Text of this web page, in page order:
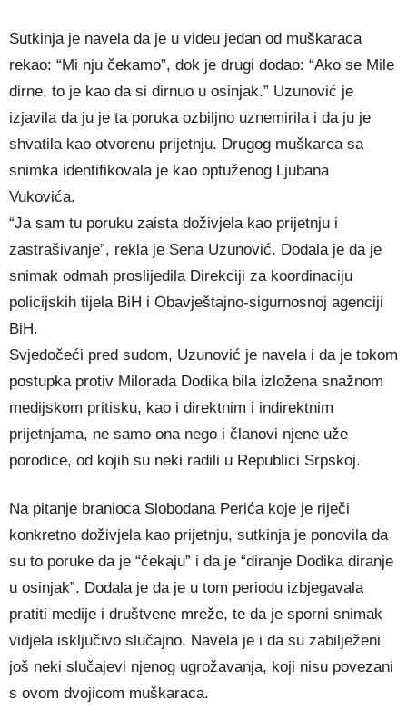
Sutkinja je navela da je u videu jedan od muškaraca
rekao: “Mi nju čekamo”, dok je drugi dodao: “Ako se Mile
dirne, to je kao da si dirnuo u osinjak.” Uzunović je
izjavila da ju je ta poruka ozbiljno uznemirila i da ju je
shvatila kao otvorenu prijetnju. Drugog muškarca sa
snimka identifikovala je kao optuženog Ljubana
Vukovića.
“Ja sam tu poruku zaista doživjela kao prijetnju i
zastrašivanje”, rekla je Sena Uzunović. Dodala je da je
snimak odmah proslijedila Direkciji za koordinaciju
policijskih tijela BiH i Obavještajno-sigurnosnoj agenciji
BiH.
Svjedočeći pred sudom, Uzunović je navela i da je tokom
postupka protiv Milorada Dodika bila izložena snažnom
medijskom pritisku, kao i direktnim i indirektnim
prijetnjama, ne samo ona nego i članovi njene uže
porodice, od kojih su neki radili u Republici Srpskoj.
Na pitanje branioca Slobodana Perića koje je riječi
konkretno doživjela kao prijetnju, sutkinja je ponovila da
su to poruke da je “čekaju” i da je “diranje Dodika diranje
u osinjak”. Dodala je da je u tom periodu izbjegavala
pratiti medije i društvene mreže, te da je sporni snimak
vidjela isključivo slučajno. Navela je i da su zabilježeni
još neki slučajevi njenog ugrožavanja, koji nisu povezani
s ovom dvojicom muškaraca.